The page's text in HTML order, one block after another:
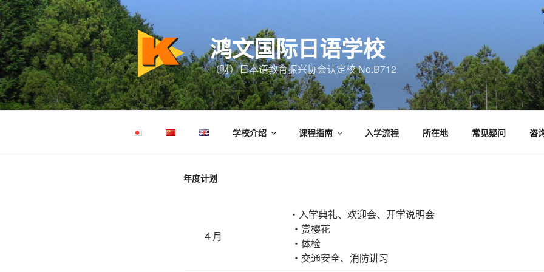
跳
至
内
容
鸿文国际日语学校
（财）日本语教育振兴协会认定校 No.B712
学校介绍 课程指南 入学流程 所在地 常见疑问 咨
年度计划
４月
・入学典礼、欢迎会、开学说明会
・赏樱花
・体检
・交通安全、消防讲习